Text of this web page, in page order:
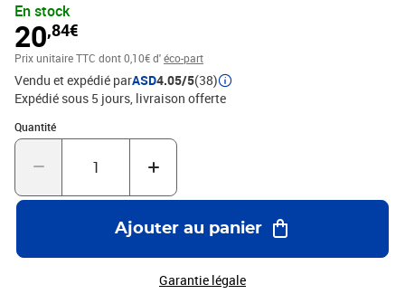
Type d'énergie auxiliaire : énergie solaire, pile
En stock
20,84€
Prix unitaire TTC dont 0,10€ d'éco-part
Vendu et expédié parASD4.05/5(38)
Expédié sous 5 jours livraison offerte
Quantité
Quantité : 1
Ajouter au panier
Garantie légale